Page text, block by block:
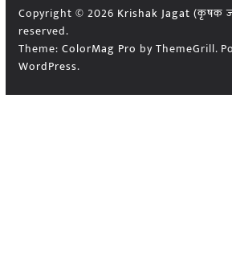
Copyright © 2026 Krishak Jagat (कृषक
reserved.
Theme: ColorMag Pro by ThemeGrill.
WordPress.